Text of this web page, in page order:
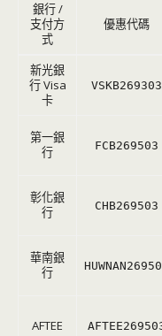
銀行 /
支付方
式
優惠代碼
新光銀
行 Visa
卡
VSKB269303
第一銀
行
FCB269503
彰化銀
行
CHB269503
華南銀
行
AFTEE